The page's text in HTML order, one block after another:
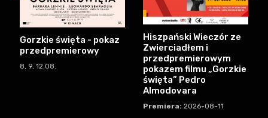
Gorzkie święta - pokaz
przedpremierowy
8, 9, 12.08.
Hiszpański Wieczór ze
Zwierciadłem i
przedpremierowym
pokazem filmu „Gorzkie
święta” Pedro
Almodovara
Premiera: 2026-08-11